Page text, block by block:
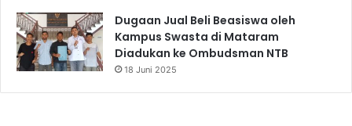
Dugaan Jual Beli Beasiswa oleh
Kampus Swasta di Mataram
Diadukan ke Ombudsman NTB
18 Juni 2025